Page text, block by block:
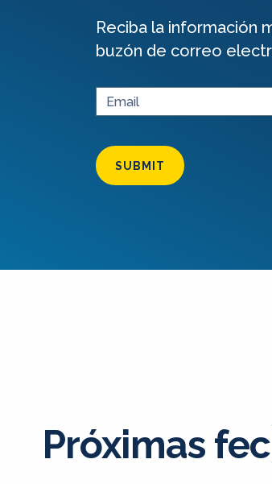
Reciba la información
buzón de correo
SUBMIT
Próximas